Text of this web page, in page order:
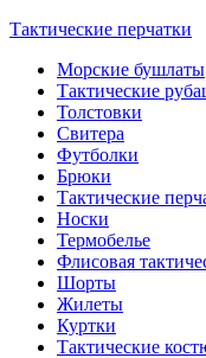
Тактические перчатки
Морские бушлаты
Тактические
Толстовки
Свитера
Футболки
Брюки
Тактические
Носки
Термобелье
Флисовая
Шорты
Жилеты
Куртки
Тактические